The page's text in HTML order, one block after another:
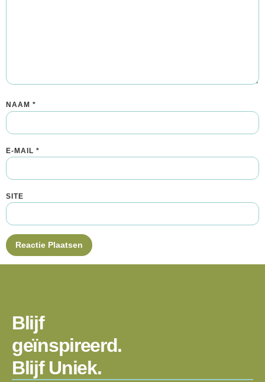
NAAM *
E-MAIL *
SITE
Blijf
geïnspireerd.
Blijf Uniek.